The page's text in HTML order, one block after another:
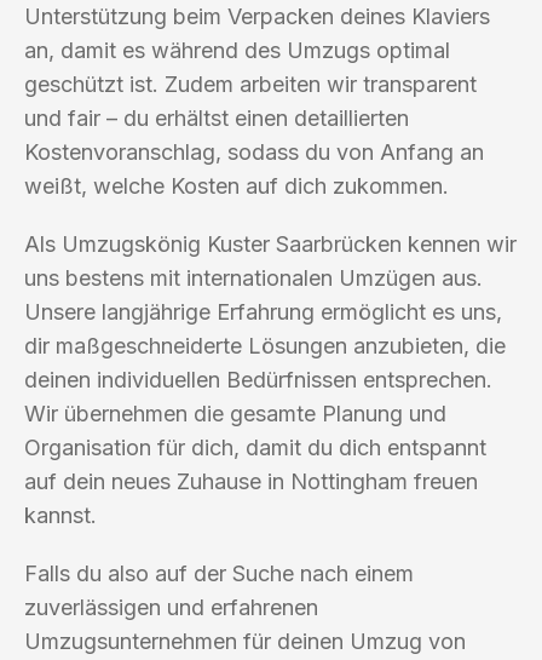
Unterstützung beim Verpacken deines Klaviers
an, damit es während des Umzugs optimal
geschützt ist. Zudem arbeiten wir transparent
und fair – du erhältst einen detaillierten
Kostenvoranschlag, sodass du von Anfang an
weißt, welche Kosten auf dich zukommen.
Als Umzugskönig Kuster Saarbrücken kennen wir
uns bestens mit internationalen Umzügen aus.
Unsere langjährige Erfahrung ermöglicht es uns,
dir maßgeschneiderte Lösungen anzubieten, die
deinen individuellen Bedürfnissen entsprechen.
Wir übernehmen die gesamte Planung und
Organisation für dich, damit du dich entspannt
auf dein neues Zuhause in Nottingham freuen
kannst.
Falls du also auf der Suche nach einem
zuverlässigen und erfahrenen
Umzugsunternehmen für deinen Umzug von